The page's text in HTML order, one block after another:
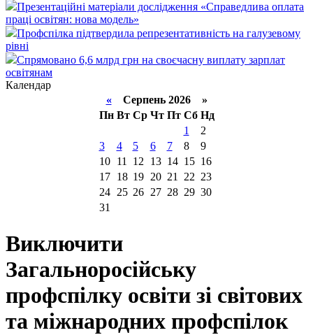
Презентаційні матеріали дослідження «Справедлива оплата
праці освітян: нова модель»
Профспілка підтвердила репрезентативність на галузевому
рівні
Спрямовано 6,6 млрд грн на своєчасну виплату зарплат
освітянам
Календар
«Серпень 2026 »
Пн Вт Ср Чт Пт Сб Нд
1
2
3
4 5 6 7 8
9
10
11 12 13 14 15 16
17
18 19 20 21 22 23
24
25 26 27 28 29 30
31
Виключити
Загальноросійську
профспілку освіти зі світових
та міжнародних профспілок